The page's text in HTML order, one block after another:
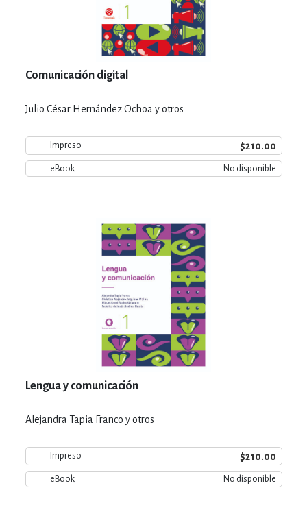
Comunicación digital
Julio César Hernández Ochoa y otros
Impreso $210.00
eBook No disponible
Lengua y comunicación
Alejandra Tapia Franco y otros
Impreso $210.00
eBook No disponible